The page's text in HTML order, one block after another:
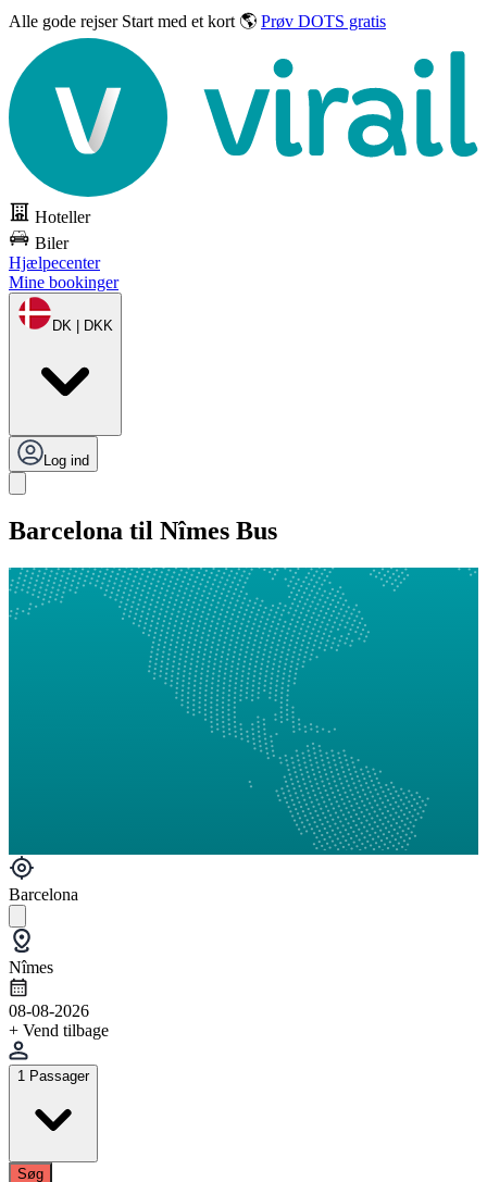
Alle gode rejser Start med et kort 🌎 Prøv DOTS gratis
Hoteller
Biler
Hjælpecenter
Mine bookinger
DK | DKK
Log ind
Barcelona til Nîmes Bus
Barcelona
Nîmes
08-08-2026
+ Vend tilbage
1 Passager
Søg